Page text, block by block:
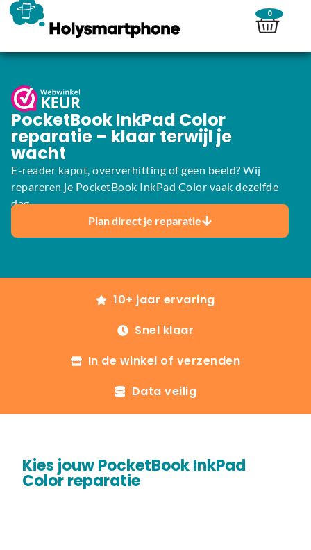
0
PocketBook InkPad Color
reparatie – klaar terwijl je
wacht
E-reader kapot, oververhitting of geen beeld? Wij
repareren je PocketBook InkPad Color vaak dezelfde
dag.
Plan direct je reparatie
10+ jaar ervaring
Snel klaar
In de winkel of verzenden
Data veilig
Kies jouw PocketBook InkPad
Color reparatie